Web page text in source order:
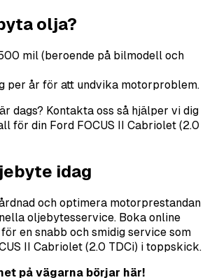
olja?
mil (beroende på bilmodell och
per år för att undvika motorproblem.
dags? Kontakta oss så hjälper vi dig
för din Ford FOCUS II Cabriolet (2.0
idag
och optimera motorprestandan
oljebytesservice. Boka online
en snabb och smidig service som
II Cabriolet (2.0 TDCi) i toppskick.
på vägarna börjar här!